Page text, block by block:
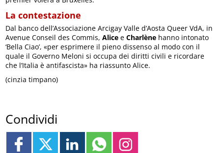
La contestazione
Dal banco dell’Associazione Arcigay Valle d’Aosta Queer VdA, in
Avenue Conseil des Commis, Alice eCharlène hanno intonato
‘Bella Ciao’, «per esprimere il pieno dissenso al modo con il
quale il Governo Meloni si occupa dei diritti civili e ricordare
che l’Italia è antifascista» ha riassunto Alice.
(cinzia timpano)
Condividi